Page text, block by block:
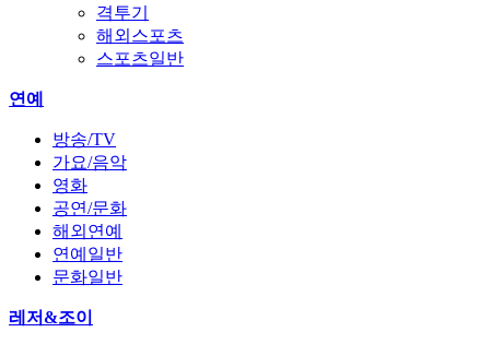
격투기
해외스포츠
스포츠일반
연예
방송/TV
가요/음악
영화
공연/문화
해외연예
연예일반
문화일반
레저&조이